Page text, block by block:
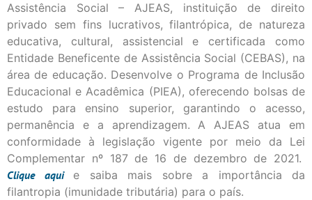
Assistência Social – AJEAS, instituição de direito
privado sem fins lucrativos, filantrópica, de natureza
educativa, cultural, assistencial e certificada como
Entidade Beneficente de Assistência Social (CEBAS), na
área de educação. Desenvolve o Programa de Inclusão
Educacional e Acadêmica (PIEA), oferecendo bolsas de
estudo para ensino superior, garantindo o acesso,
permanência e a aprendizagem. A AJEAS atua em
conformidade à legislação vigente por meio da Lei
Complementar nº 187 de 16 de dezembro de 2021.
Cliqueaqui
e saiba mais sobre a importância da
filantropia (imunidade tributária) para o país.